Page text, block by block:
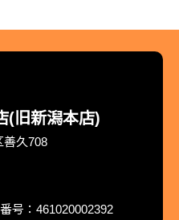
(旧新潟本店)
善久708
号：461020002392